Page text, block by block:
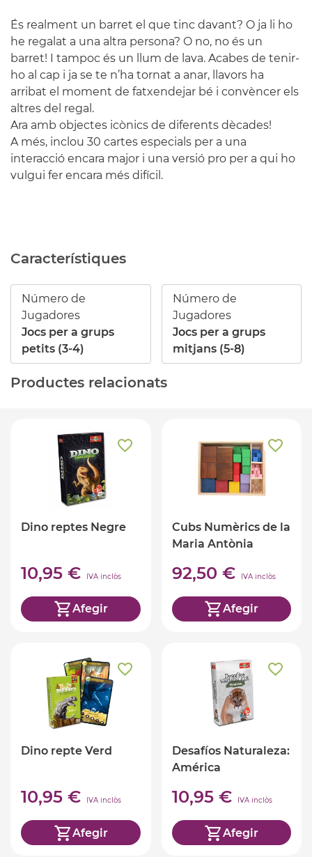
És realment un barret el que tinc davant? O ja li ho
he regalat a una altra persona? O no, no és un
barret! I tampoc és un llum de lava. Acabes de tenir-
ho al cap i ja se te n’ha tornat a anar, llavors ha
arribat el moment de fatxendejar bé i convèncer els
altres del regal.
Ara amb objectes icònics de diferents dècades!
A més, inclou 30 cartes especials per a una
interacció encara major i una versió pro per a qui ho
vulgui fer encara més difícil.
Característiques
Número de
Jugadores
Jocs per a grups
petits (3-4)
Número de
Jugadores
Jocs per a grups
mitjans (5-8)
Productes relacionats
Dino reptes Negre
10,95 € IVA inclòs
Afegir
Cubs Numèrics de la
Maria Antònia
92,50 € IVA inclòs
Afegir
Dino repte Verd
10,95 € IVA inclòs
Afegir
Desafíos Naturaleza:
América
10,95 € IVA inclòs
Afegir